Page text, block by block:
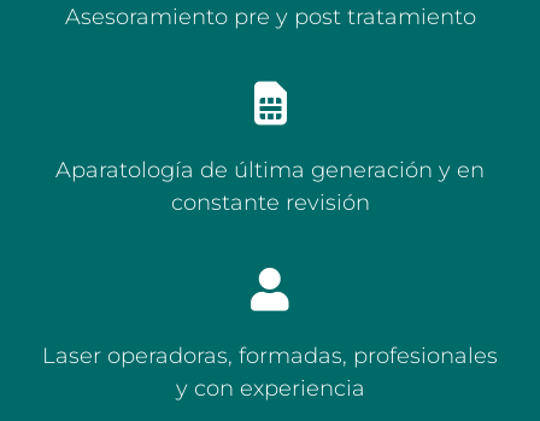
Asesoramiento pre y post tratamiento
Aparatología de última generación y en
constante revisión
Laser operadoras, formadas, profesionales
y con experiencia